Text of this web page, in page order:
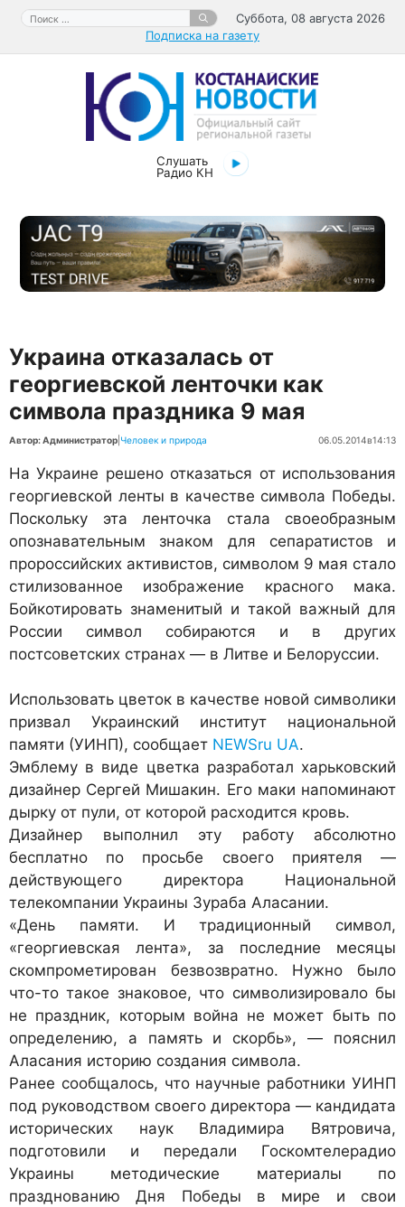
Перейти
содержимому
Поиск:
Суббота, 08 августа 2026
Подписка на газету
Слушать
Радио КН
Украина отказалась от
георгиевской ленточки как
символа праздника 9 мая
Автор: Администратор Человек и природа 06.05.2014в14:13
На Украине решено отказаться от использования
георгиевской ленты в качестве символа Победы.
Поскольку эта ленточка стала своеобразным
опознавательным знаком для сепаратистов и
пророссийских активистов, символом 9 мая стало
стилизованное изображение красного мака.
Бойкотировать знаменитый и такой важный для
России символ собираются и в других
постсоветских странах — в Литве и Белоруссии.
Использовать цветок в качестве новой символики
призвал Украинский институт национальной
памяти (УИНП), сообщает NEWSru UA.
Эмблему в виде цветка разработал харьковский
дизайнер Сергей Мишакин. Его маки напоминают
дырку от пули, от которой расходится кровь.
Дизайнер выполнил эту работу абсолютно
бесплатно по просьбе своего приятеля —
действующего директора Национальной
телекомпании Украины Зураба Аласании.
«День памяти. И традиционный символ,
«георгиевская лента», за последние месяцы
скомпрометирован безвозвратно. Нужно было
что-то такое знаковое, что символизировало бы
не праздник, которым война не может быть по
определению, а память и скорбь», — пояснил
Аласания историю создания символа.
Ранее сообщалось, что научные работники УИНП
под руководством своего директора — кандидата
исторических наук Владимира Вятровича,
подготовили и передали Госкомтелерадио
Украины методические материалы по
празднованию Дня Победы в мире и свои